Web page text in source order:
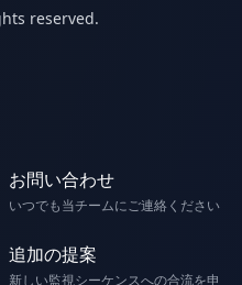
reserved.
お問い合わせ
いつでも当チームにご連絡ください
追加の提案
新しい監視シーケンスへの合流を申